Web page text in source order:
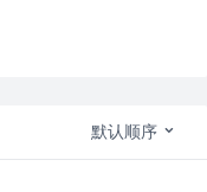
默认顺序